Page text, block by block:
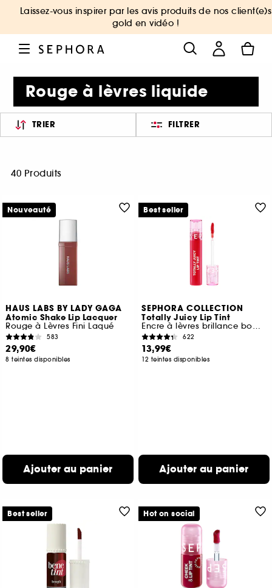
Laissez-vous inspirer par les avis produits de nos client(e)s
gold en vidéo !
Rouge à lèvres liquide
TRIER FILTRER
40 Produits
HAUS LABS BY LADY GAGA
Atomic Shake Lip Lacquer
Rouge à Lèvres Fini Laqué
583
29,90€
8 teintes disponibles
Ajouter au panier
Nouveauté
SEPHORA COLLECTION
Totally Juicy Lip Tint
Encre à lèvres brillance bombée
622
13,99€
12 teintes disponibles
Ajouter au panier
Best seller
Best seller Hot on social